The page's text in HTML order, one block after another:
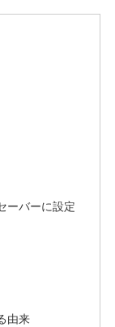
ーバーに設定
由来